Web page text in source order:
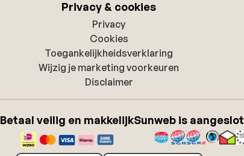
Privacy & cookies
Privacy
Cookies
Toegankelijkheidsverklaring
Wijzig je marketing voorkeuren
Disclaimer
Betaal veilig en makkelijkSunweb is